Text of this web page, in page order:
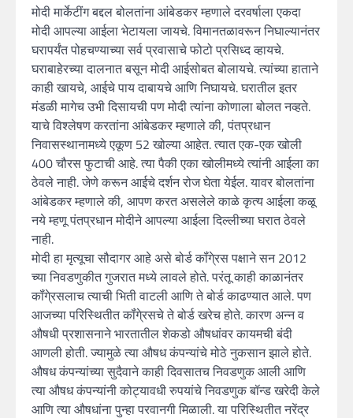
मोदी मार्केटींग बद्दल बोलतांना आंबेडकर म्हणाले दरवर्षाला एकदा
मोदी आपल्या आईला भेटायला जायचे. विमानतळावरून निघाल्यानंतर
घरापर्यंत पोहचण्याच्या सर्व प्रवासाचे फोटो प्रसिध्द व्हायचे.
घराबाहेरच्या दालनात बसून मोदी आईसोबत बोलायचे. त्यांच्या हाताने
काही खायचे, आईचे पाय दाबायचे आणि निघायचे. घरातील इतर
मंडळी मागेच उभी दिसायची पण मोदी त्यांना कोणाला बोलत नव्हते.
याचे विश्लेषण करतांना आंबेडकर म्हणाले की, पंतप्रधान
निवासस्थानामध्ये एकूण 52 खोल्या आहेत. त्यात एक-एक खोली
400 चौरस फुटाची आहे. त्या पैकी एका खोलीमध्ये त्यांनी आईला का
ठेवले नाही. जेणे करून आईचे दर्शन रोज घेता येईल. यावर बोलतांना
आंबेडकर म्हणाले की, आपण करत असलेले काळे कृत्य आईला कळू
नये म्हणू पंतप्रधान मोदीने आपल्या आईला दिल्लीच्या घरात ठेवले
नाही.
मोदी हा मृत्यूचा सौदागर आहे असे बोर्ड कॉंगे्रस पक्षाने सन 2012
च्या निवडणुकीत गुजरात मध्ये लावले होते. परंतू काही काळानंतर
कॉंगे्रसलाच त्याची भिती वाटली आणि ते बोर्ड काढण्यात आले. पण
आजच्या परिस्थितीत कॉंगे्रसचे ते बोर्ड खरेच होते. कारण अन्न व
औषधी प्रशासनाने भारतातील शेकडो औषधांवर कायमची बंदी
आणली होती. ज्यामुळे त्या औषध कंपन्यांचे मोठे नुकसान झाले होते.
औषध कंपन्यांच्या सुदैवाने काही दिवसातच निवडणुक आली आणि
त्या औषध कंपन्यांनी कोट्यावधी रुपयांचे निवडणुक बॉन्ड खरेदी केले
आणि त्या औषधांना पुन्हा परवानगी मिळाली. या परिस्थितीत नरेंद्र